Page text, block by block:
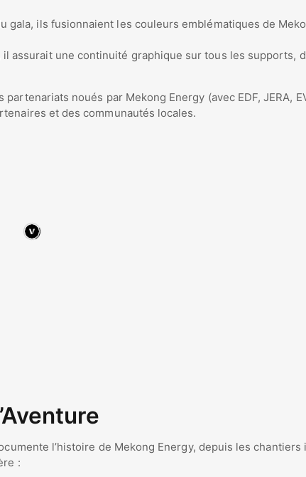
gala, ils fusionnaient les couleurs emblématiques de
assurait une continuité graphique sur tous les supports,
noués par Mekong Energy (avec EDF, JERA,
et des communautés locales.
l’histoire de Mekong Energy, depuis les chantiers
: